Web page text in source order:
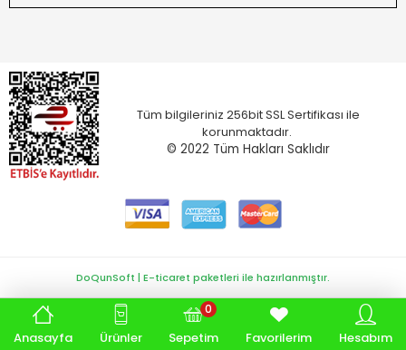
Tüm bilgileriniz 256bit SSL Sertifikası ile
korunmaktadır.
© 2022 Tüm Hakları Saklıdır
Anasayfa Ürünler Sepetim
0
Favorilerim Hesabım
DoQunSoft | E-ticaret paketleri ile hazırlanmıştır.